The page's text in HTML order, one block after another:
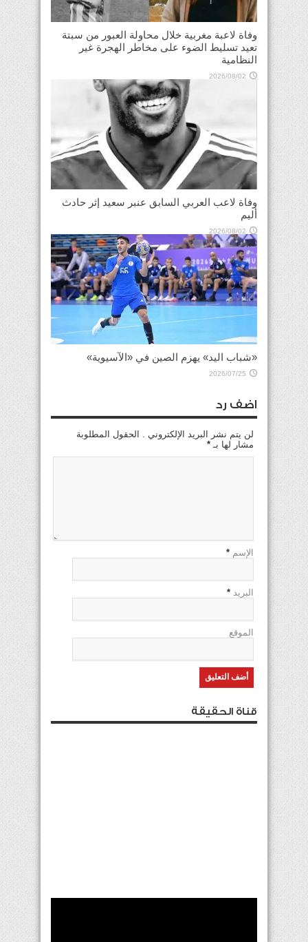
وفاة لاعبة مغربية خلال محاولة العبور من سبتة
تعيد تسليط الضوء على مخاطر الهجرة غير
النظامية
2026/08/02
وفاة لاعب العربي السابق عنبر سعيد إثر حادث
أليم
2026/08/02
«شباب اليد» يهزم الصين في «الآسيوية»
2026/07/25
اضف رد
لن يتم نشر البريد الإلكتروني . الحقول المطلوبة
مشار لها بـ *
الإسم *
البريد *
الموقع
قناة الحقيقة